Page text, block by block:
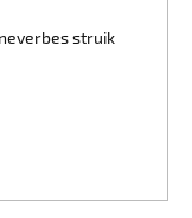
struik